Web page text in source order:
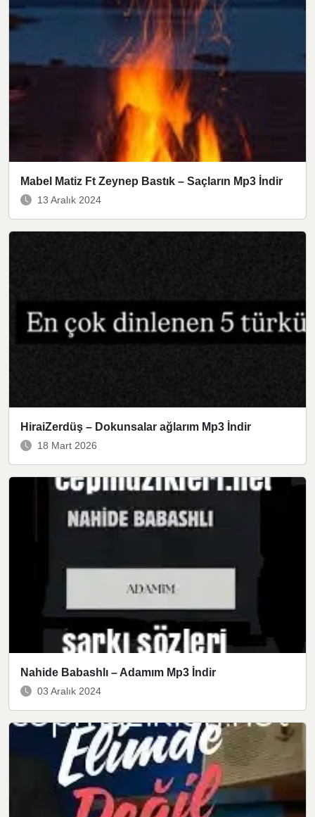
Mabel Matiz Ft Zeynep Bastık – Saçların Mp3 İndir
13 Aralık 2024
HiraiZerdüş – Dokunsalar ağlarım Mp3 İndir
18 Mart 2026
Nahide Babashlı – Adamım Mp3 İndir
03 Aralık 2024